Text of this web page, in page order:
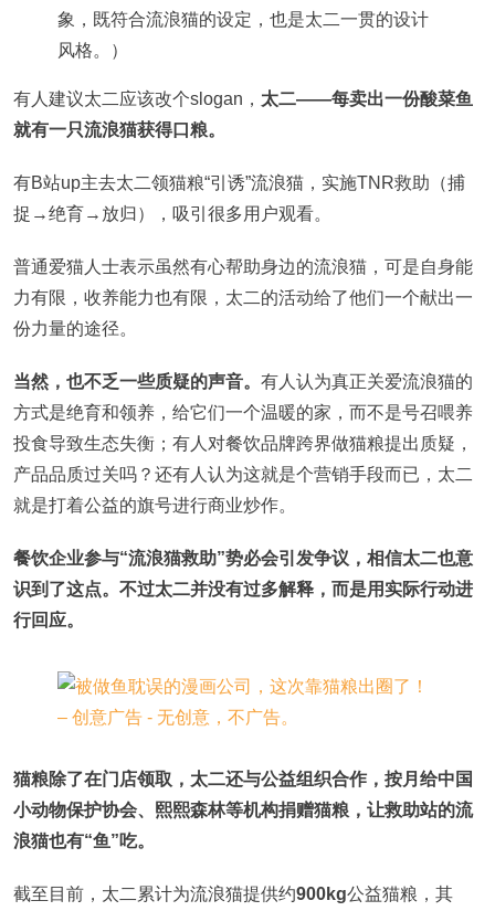
象，既符合流浪猫的设定，也是太二一贯的设计
风格。）
有人建议太二应该改个slogan， 太二——每卖出一份酸菜鱼
就有一只流浪猫获得口粮。
有B站up主去太二领猫粮“引诱”流浪猫，实施TNR救助（捕
捉→绝育→放归），吸引很多用户观看。
普通爱猫人士表示虽然有心帮助身边的流浪猫，可是自身能
力有限，收养能力也有限，太二的活动给了他们一个献出一
份力量的途径。
当然，也不乏一些质疑的声音。 有人认为真正关爱流浪猫的
方式是绝育和领养，给它们一个温暖的家，而不是号召喂养
投食导致生态失衡；有人对餐饮品牌跨界做猫粮提出质疑，
产品品质过关吗？还有人认为这就是个营销手段而已，太二
就是打着公益的旗号进行商业炒作。
餐饮企业参与“流浪猫救助”势必会引发争议，相信太二也意
识到了这点。不过太二并没有过多解释，而是用实际行动进
行回应。
猫粮除了在门店领取，太二还与公益组织合作，按月给中国
小动物保护协会、熙熙森林等机构捐赠猫粮，让救助站的流
浪猫也有“鱼”吃。
截至目前，太二累计为流浪猫提供约900kg公益猫粮，其